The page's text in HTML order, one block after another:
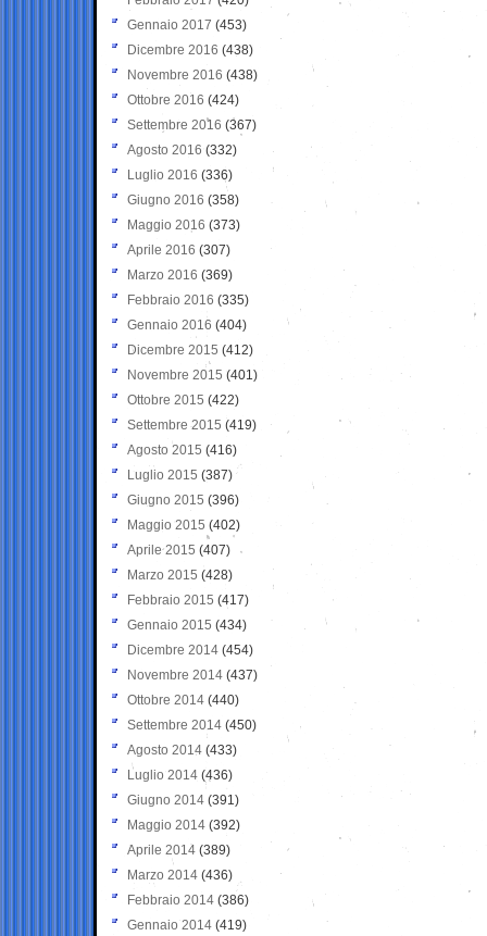
Gennaio 2017 (453)
Dicembre 2016 (438)
Novembre 2016 (438)
Ottobre 2016 (424)
Settembre 2016 (367)
Agosto 2016 (332)
Luglio 2016 (336)
Giugno 2016 (358)
Maggio 2016 (373)
Aprile 2016 (307)
Marzo 2016 (369)
Febbraio 2016 (335)
Gennaio 2016 (404)
Dicembre 2015 (412)
Novembre 2015 (401)
Ottobre 2015 (422)
Settembre 2015 (419)
Agosto 2015 (416)
Luglio 2015 (387)
Giugno 2015 (396)
Maggio 2015 (402)
Aprile 2015 (407)
Marzo 2015 (428)
Febbraio 2015 (417)
Gennaio 2015 (434)
Dicembre 2014 (454)
Novembre 2014 (437)
Ottobre 2014 (440)
Settembre 2014 (450)
Agosto 2014 (433)
Luglio 2014 (436)
Giugno 2014 (391)
Maggio 2014 (392)
Aprile 2014 (389)
Marzo 2014 (436)
Febbraio 2014 (386)
Gennaio 2014 (419)